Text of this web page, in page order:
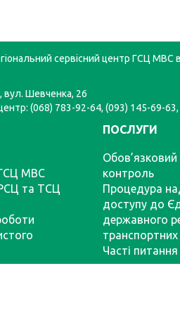
сервісний центр ГСЦ МВС в
вул. Шевченка, 26
(068) 783-92-64, (093) 145-69-
МВС
та ТСЦ
ПОСЛУГИ
Обов’язковий
контроль
Процедура
доступу до
державного
транспортних
Часті питання